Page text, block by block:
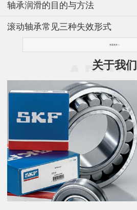
轴承润滑的目的与方法
滚动轴承常见三种失效形式
查看更多>>
关于我们